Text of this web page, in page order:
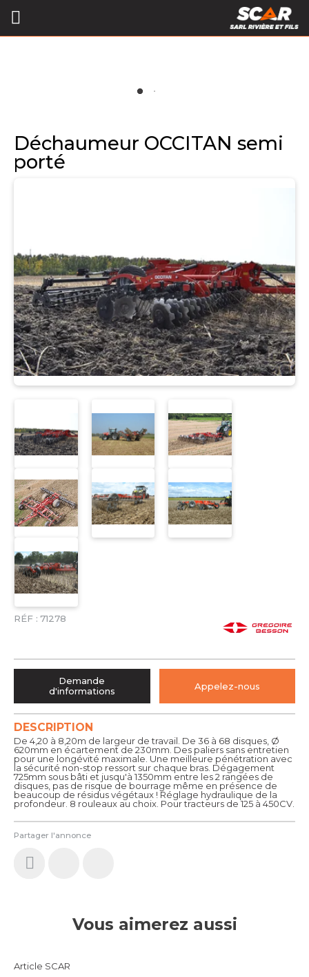
Déchaumeur OCCITAN semi
porté
RÉF : 71278
Partager l'annonce
DESCRIPTION
De 4,20 à 8,20m de largeur de travail. De 36 à 68 disques, Ø
620mm en écartement de 230mm. Des paliers sans entretien
pour une longévité maximale. Une meilleure pénétration avec
la sécurité non-stop ressort sur chaque bras. Dégagement
725mm sous bâti et jusqu'à 1350mm entre les 2 rangées de
disques, pas de risque de bourrage même en présence de
beaucoup de résidus végétaux ! Réglage hydraulique de la
profondeur. 8 rouleaux au choix. Pour tracteurs de 125 à 450CV.
Demande
d'informations
Appelez-nous
Vous aimerez aussi
Article SCAR